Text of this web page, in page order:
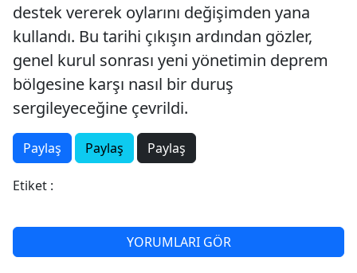
destek vererek oylarını değişimden yana
kullandı. Bu tarihi çıkışın ardından gözler,
genel kurul sonrası yeni yönetimin deprem
bölgesine karşı nasıl bir duruş
sergileyeceğine çevrildi.
Paylaş Paylaş Paylaş
Etiket :
YORUMLARI GÖR